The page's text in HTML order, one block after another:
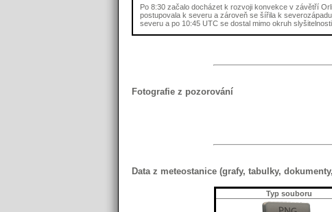
Po 8:30 začalo docházet k rozvoji konvekce v závětří
postupovala k severu a zároveň se šířila k
severu a po 10:45 UTC se dostal mimo okruh
Fotografie z pozorování
Data z meteostanice (grafy, tabulky,
Typ souboru